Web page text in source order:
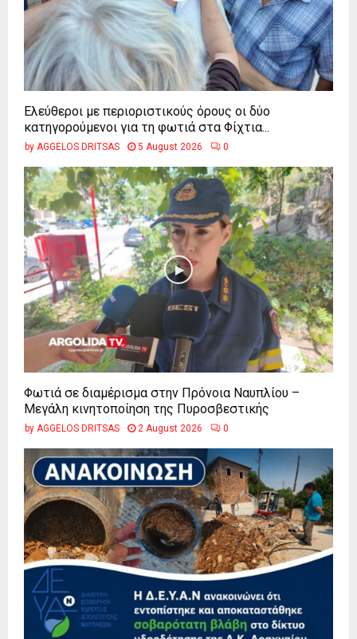
Ελεύθεροι με περιοριστικούς όρους οι δύο
κατηγορούμενοι για τη φωτιά στα Φίχτια...
by AGGELOS DRITSAS 5 August 2026 0
Φωτιά σε διαμέρισμα στην Πρόνοια Ναυπλίου –
Μεγάλη κινητοποίηση της Πυροσβεστικής
by AGGELOS DRITSAS 2 August 2026 0